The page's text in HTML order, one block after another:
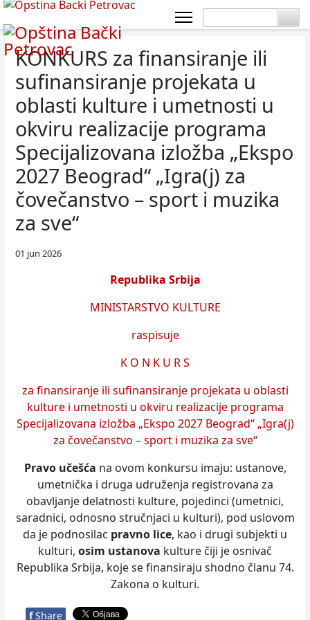
KONKURS za finansiranje ili
sufinansiranje proјekata u
oblasti kulture i umetnosti u
okviru realizacije programa
Specijalizovana izložba „Ekspo
2027 Beograd“ „Igra(j) za
čovečanstvo – sport i muzika
za sve“
01 jun 2026
Republika Srbija
MINISTARSTVO KULTURE
raspisuje
K O N K U R S
za finansiranje ili sufinansiranje proјekata u oblasti
kulture i umetnosti u okviru realizacije programa
Specijalizovana izložba „Ekspo 2027 Beograd“ „Igra(j)
za čovečanstvo – sport i muzika za sve“
Pravo učešća na ovom konkursu imaju: ustanove,
umetnička i druga udruženja registrovana za
obavljanje delatnosti kulture, pojedinci (umetnici,
saradnici, odnosno stručnjaci u kulturi), pod uslovom
da je podnosilac pravno lice, kao i drugi subjekti u
kulturi, osim ustanova kulture čiji je osnivač
Republika Srbija, koje se finansiraju shodno članu 74.
Zakona o kulturi.
f Share